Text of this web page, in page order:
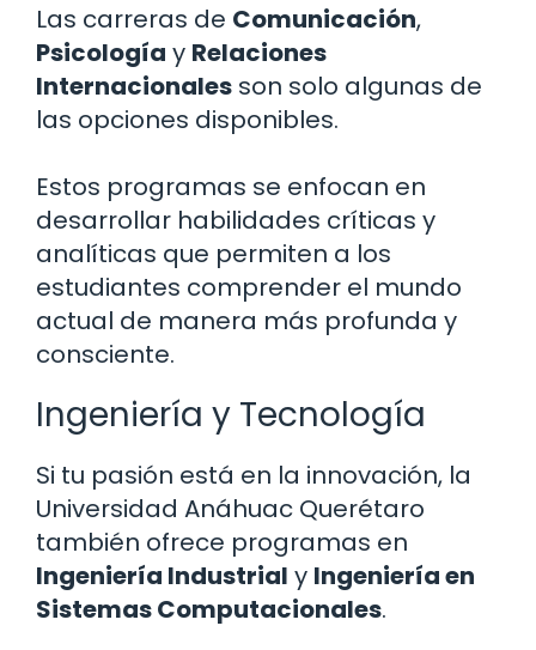
Las carreras de Comunicación,
Psicología y Relaciones
Internacionales son solo algunas de
las opciones disponibles.
Estos programas se enfocan en
desarrollar habilidades críticas y
analíticas que permiten a los
estudiantes comprender el mundo
actual de manera más profunda y
consciente.
Ingeniería y Tecnología
Si tu pasión está en la innovación, la
Universidad Anáhuac Querétaro
también ofrece programas en
Ingeniería Industrial y Ingeniería en
Sistemas Computacionales.